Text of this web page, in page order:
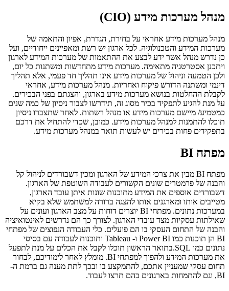
מנהל מערכות מידע (CIO)
מנהל מערכות מידע אחראי על בחירת, הגדרת, אפיון והתאמה של
מערכות המידע והטכנולוגיה. לכל ארגון יש רשת ומאפיינים ייחודיים, ועל
כן נדרש מנהל אשר ידע לבצע את ההתאמות של מערכות המידע לארגון
ויתכנן אסטרטגיה מתאימה. מערכות מידע מתחדשות ומשתנות כל יום,
ולכן הטמעה וניהול של מערכות מידע אינו תהליך חד פעמי, אלא תהליך
דינמי ומשתנה הדורש פיקוח ואחריות. מנהל מערכות מידע, אחראי
לקבלת ההחלטות בנושא מערכות מידע בארגון, והצגתם בפני הבכירים.
על מנת להגיע לתפקיד בכיר מסוג זה, תידרשו לצבור ניסיון של כמה שנים
כמטמיע/ מיישם מערכות מידע או מנהל רשתות. לאחר שתצברו ניסיון
תוכלו להתמנות למנהל מערכות מידע. כמובן, שכדי להתחיל את דרכם
בתפקידים פחות בכירים יש לעשות תואר במנהל מערכות מידע.
מפתח BI
מפתח BI מבין את צרכי המידע של הארגון ומכין דשבורדים לניהול קל
והבנה של פרמטרים שונים הקשורים לעבודה השוטפת של הארגון.
דשבורדים אוספים את המידע מתוכנות שונות איתן עובד הארגון,
מטייבים אותו ומארגנים אותו להצגה ברורה למשתמש שלא בקיא
במערכות נתונים. מפתחי BI יוצרים דוחות על מצב הארגון ועונים על
שאילתות עסקיות מצד עובדי הארגון. לצורך כך הם נדרשים לאינטואיציה
והבנה של התחום העסקי בו הם פועלים. כלי העבודה הנפוצים של מפתחי
BI הן תוכנות כמו Power BI ו- Tableau ותוכנות לעבודה עם בסיסי
נתונים כמו SQL.בתואר הראשון תוכלו לקבל את הכלים על מנת לתפעל
את מערכות המידע ולהפוך למפתחי BI. מומלץ לאחר לימודיכם, לבחור
תחום עסקי שמעניין אתכם, להתמקצע בו ובכך לתת מענה גם ברמת ה-
BI, וגם להתמחות בארגונים בהם תרצו לעבוד.